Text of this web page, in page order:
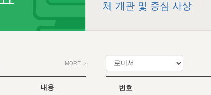
체 개관 및 중심 사상
MORE >
내용 번호